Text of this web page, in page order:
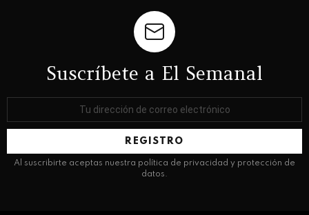
Suscríbete a El Semanal
correo
Al suscribirte aceptas nuestra política de privacidad y protección de
datos.